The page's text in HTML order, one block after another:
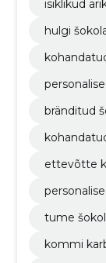
isiklikud
hulgi
bränditud
ettevõtte
tume
kommi